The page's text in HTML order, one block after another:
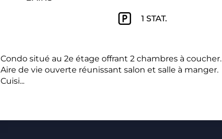
1 STAT.
Condo situé au 2e étage offrant 2 chambres à coucher.
Aire de vie ouverte réunissant salon et salle à manger.
Cuisi...